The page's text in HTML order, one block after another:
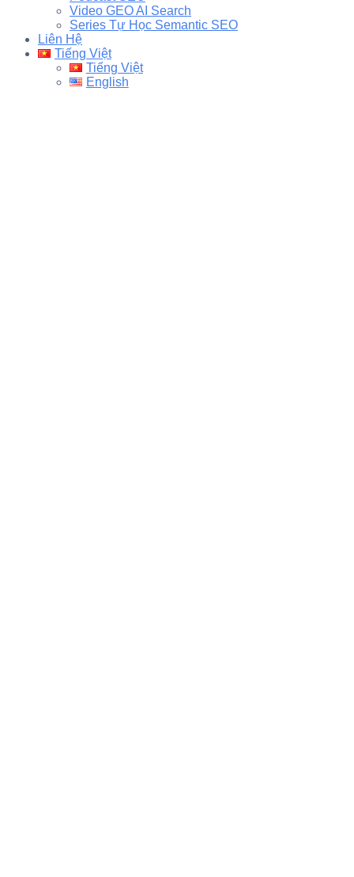
Video GEO AI Search
Series Tự Học Semantic SEO
Liên Hệ
Tiếng Việt
Tiếng Việt
English